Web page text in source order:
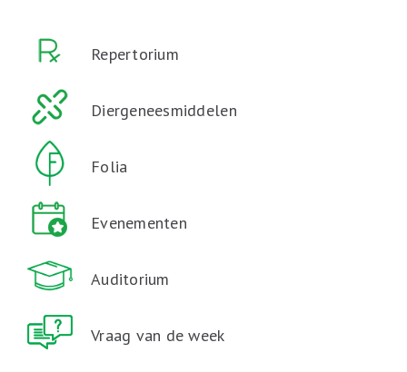
Repertorium
Diergeneesmiddelen
Folia
Evenementen
Auditorium
Vraag van de week